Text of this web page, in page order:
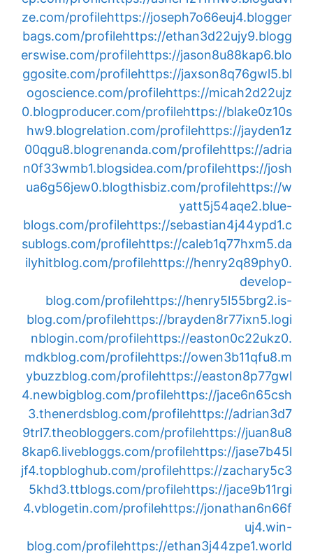
ze.com/profilehttps://joseph7o66euj4.blogger
bags.com/profilehttps://ethan3d22ujy9.blogg
erswise.com/profilehttps://jason8u88kap6.blo
ggosite.com/profilehttps://jaxson8q76gwl5.bl
ogoscience.com/profilehttps://micah2d22ujz
0.blogproducer.com/profilehttps://blake0z10s
hw9.blogrelation.com/profilehttps://jayden1z
00qgu8.blogrenanda.com/profilehttps://adria
n0f33wmb1.blogsidea.com/profilehttps://josh
ua6g56jew0.blogthisbiz.com/profilehttps://w
yatt5j54aqe2.blue-
blogs.com/profilehttps://sebastian4j44ypd1.c
sublogs.com/profilehttps://caleb1q77hxm5.da
ilyhitblog.com/profilehttps://henry2q89phy0.
develop-
blog.com/profilehttps://henry5l55brg2.is-
blog.com/profilehttps://brayden8r77ixn5.logi
nblogin.com/profilehttps://easton0c22ukz0.
mdkblog.com/profilehttps://owen3b11qfu8.m
ybuzzblog.com/profilehttps://easton8p77gwl
4.newbigblog.com/profilehttps://jace6n65csh
3.thenerdsblog.com/profilehttps://adrian3d7
9trl7.theobloggers.com/profilehttps://juan8u8
8kap6.livebloggs.com/profilehttps://jase7b45l
jf4.topbloghub.com/profilehttps://zachary5c3
5khd3.ttblogs.com/profilehttps://jace9b11rgi
4.vblogetin.com/profilehttps://jonathan6n66f
uj4.win-
blog.com/profilehttps://ethan3j44zpe1.world